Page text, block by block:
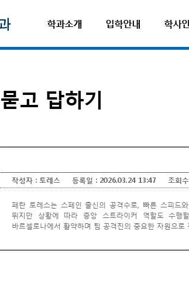
학과소개 입학안내 학사
묻고 답하기
작성자 : 토레스 등록일 : 2026.03.24 13:47 조회
페란 토레스는 스페인 출신의 공격수로, 빠른 스피드
뛰지만 상황에 따라 중앙 스트라이커 역할도 수
바르셀로나에서 활약하며 팀 공격진의 중요한 자원으로
보험비교사이트